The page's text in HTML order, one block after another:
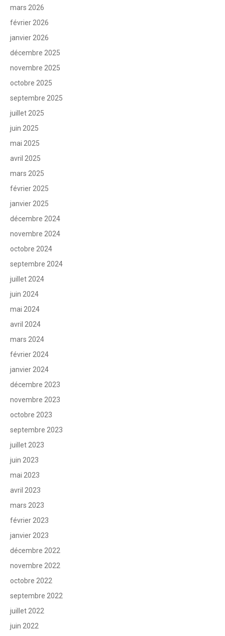
mars 2026
février 2026
janvier 2026
décembre 2025
novembre 2025
octobre 2025
septembre 2025
juillet 2025
juin 2025
mai 2025
avril 2025
mars 2025
février 2025
janvier 2025
décembre 2024
novembre 2024
octobre 2024
septembre 2024
juillet 2024
juin 2024
mai 2024
avril 2024
mars 2024
février 2024
janvier 2024
décembre 2023
novembre 2023
octobre 2023
septembre 2023
juillet 2023
juin 2023
mai 2023
avril 2023
mars 2023
février 2023
janvier 2023
décembre 2022
novembre 2022
octobre 2022
septembre 2022
juillet 2022
juin 2022